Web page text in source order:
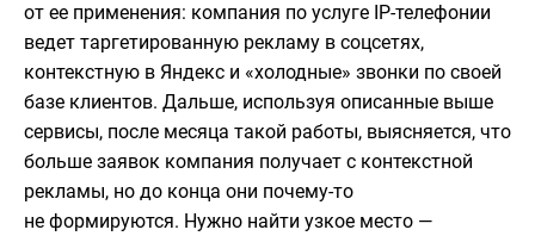
от ее применения: компания по услуге IP-телефонии
ведет таргетированную рекламу в соцсетях,
контекстную в Яндекс и «холодные» звонки по своей
базе клиентов. Дальше, используя описанные выше
сервисы, после месяца такой работы, выясняется, что
больше заявок компания получает с контекстной
рекламы, но до конца они почему-то
не формируются. Нужно найти узкое место —